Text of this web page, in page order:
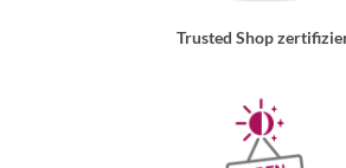
Trusted Shop